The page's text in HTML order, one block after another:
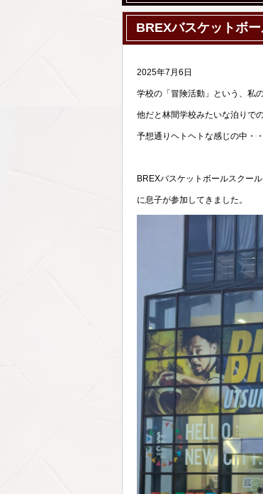
BREXバスケットボ
2025年7月6日
学校の「冒険活動」という、私
他だと林間学校みたいな泊りで
予想通りヘトヘトな感じの中・・
BREXバスケットボールスクー
に息子が参加してきました。